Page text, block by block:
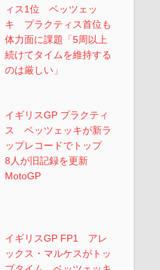
ィス1位 ベッツェッ
キ プラクティス首位も
体力面に課題「5周以上
続けてタイムを維持する
のは厳しい」
イギリスGP プラクティ
ス ベッツェッキが新ラ
ップレコードでトップ
8人が旧記録を更新
MotoGP
イギリスGP FP1 アレ
ックス・マルケスがトッ